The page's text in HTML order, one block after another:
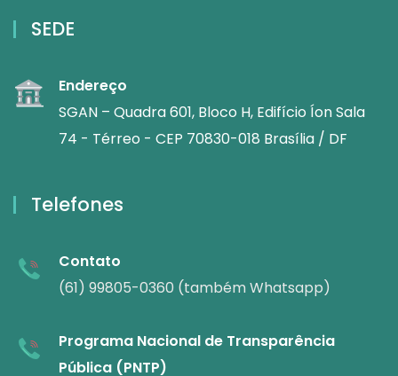
SEDE
Endereço
SGAN – Quadra 601, Bloco H, Edifício Íon Sala
74 - Térreo - CEP 70830-018 Brasília / DF
Telefones
Contato
(61) 99805-0360 (também Whatsapp)
Programa Nacional de Transparência
Pública (PNTP)